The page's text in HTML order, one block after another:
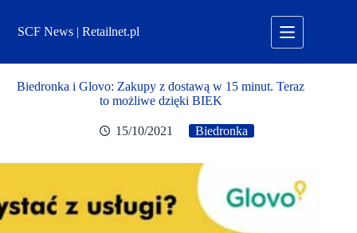
treściSCF News | Retailnet.pl
Biedronka i Glovo: Zakupy z dostawą w 15 minut. Teraz
to możliwe dzięki BIEK
15/10/2021 Biedronka